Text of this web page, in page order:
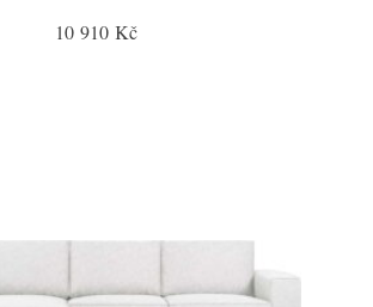
10 910 Kč